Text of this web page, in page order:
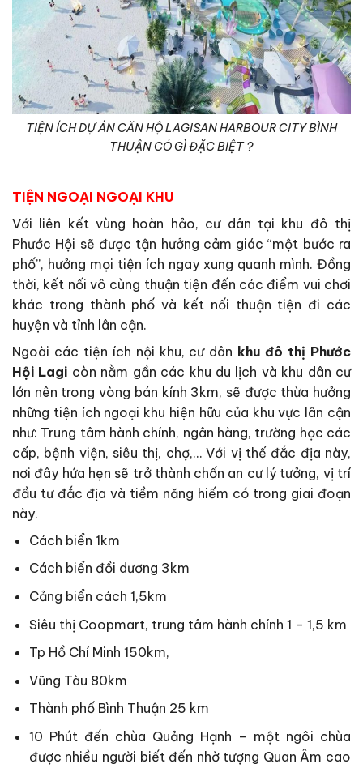
TIỆN ÍCH DỰ ÁN CĂN HỘ LAGISAN HARBOUR CITY BÌNH
THUẬN CÓ GÌ ĐẶC BIỆT ?
TIỆN NGOẠI NGOẠI KHU
Với liên kết vùng hoàn hảo, cư dân tại khu đô thị
Phước Hội sẽ được tận hưởng cảm giác “một bước ra
phố”, hưởng mọi tiện ích ngay xung quanh mình. Đồng
thời, kết nối vô cùng thuận tiện đến các điểm vui chơi
khác trong thành phố và kết nối thuận tiện đi các
huyện và tỉnh lân cận.
Ngoài các tiện ích nội khu, cư dân khu đô thị Phước
Hội Lagi còn nằm gần các khu du lịch và khu dân cư
lớn nên trong vòng bán kính 3km, sẽ được thừa hưởng
những tiện ích ngoại khu hiện hữu của khu vực lân cận
như: Trung tâm hành chính, ngân hàng, trường học các
cấp, bệnh viện, siêu thị, chợ,… Với vị thế đắc địa này,
nơi đây hứa hẹn sẽ trở thành chốn an cư lý tưởng, vị trí
đầu tư đắc địa và tiềm năng hiếm có trong giai đoạn
này.
Cách biển 1km
Cách biển đồi dương 3km
Cảng biển cách 1,5km
Siêu thị Coopmart, trung tâm hành chính 1 – 1,5 km
Tp Hồ Chí Minh 150km,
Vũng Tàu 80km
Thành phố Bình Thuận 25 km
10 Phút đến chùa Quảng Hạnh – một ngôi chùa
được nhiều người biết đến nhờ tượng Quan Âm cao